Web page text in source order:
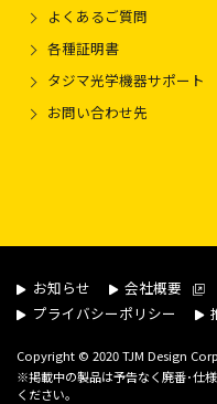
よくあるご質問
各種証明書
タジマ光学機器サポート
お問い合わせ先
お知らせ 会社概要
プライバシーポリシー
Copyright © 2020 TJM Design
※掲載中の製品は予告なく廃番･仕
ください。